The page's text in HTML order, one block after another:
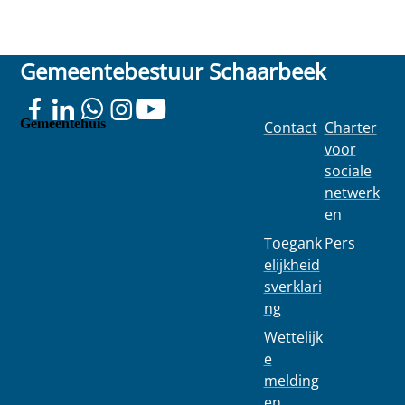
Gemeentebestuur Schaarbeek
Gemeentehuis Contact
Toegank
elijkheid
sverklari
ng
Wettelijk
e
melding
Charter
voor
sociale
netwerk
en
Pers